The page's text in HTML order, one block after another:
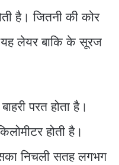
है। जितनी की कोर
यह लेयर बाकि के सूरज
परत होता है।
होती है।
निचली सतह लगभग